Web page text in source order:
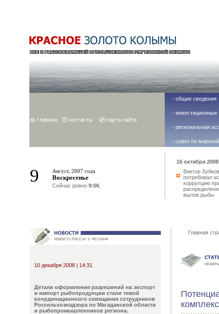
- общие сведения
- инвестиционные
- региональная
- совет по
9 Август, 2007 года
Воскресенье
Сейчас ровно 9:06
16 октября
Виктор Зубков
потребовал
коррупцию
вылов рыбы
10 декабря 2008 | 14:31
Детали оформления разрешений на экспорт
и импорт рыбопродукции стали темой
координационного совещания сотрудников
Россельхознадзора по Магаданской области
и рыбопромышленников региона.
Главная